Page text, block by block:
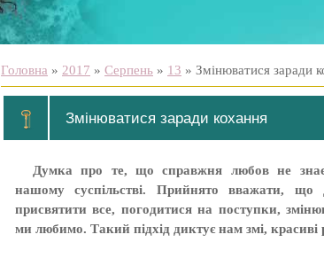
Головна » 2017 » Серпень » 13 » Змінюватися заради
Змінюватися заради кохання
Думка про те, що справжня любов не
нашому суспільстві. Прийнято вважати, що
присвятити все, погодитися на поступки,
ми любимо. Такий підхід диктує нам змі,